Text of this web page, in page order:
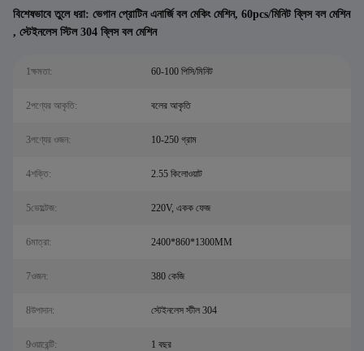
বিশেষভাবে তুলে ধরা: ভেগান প্রোটিন এনার্জি বল মেকিং মেশিন, 60pcs/মিনিট ব্লিস বল মেশিন
, স্টেইনলেস স্টিল 304 ব্লিস বল মেশিন
1ক্ষমতা: 60-100 পিসি/মিনিট
2পণ্যের আকৃতি: বলের আকৃতি
3পণ্যের ওজন: 10-250 গ্রাম
4শক্তি: 2.55 কিলোওয়াট
5ভোল্টেজ: 220V, একক ফেজ
6মাত্রা: 2400*860*1300MM
7ওজন: 380 কেজি
8উপাদান: স্টেইনলেস স্টীল 304
9ওয়ারেন্টি: 1 বছর